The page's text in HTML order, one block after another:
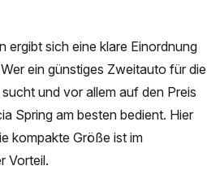
ergibt sich eine klare Einordnung
ein günstiges Zweitauto für die
und vor allem auf den Preis
Spring am besten bedient. Hier
kompakte Größe ist im
Vorteil.